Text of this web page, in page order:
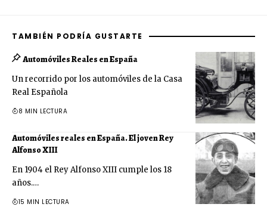
TAMBIÉN PODRÍA GUSTARTE
Automóviles Reales en España
Un recorrido por los automóviles de la Casa
Real Española
8 MIN LECTURA
Automóviles reales en España. El joven Rey
Alfonso XIII
En 1904 el Rey Alfonso XIII cumple los 18
años.…
15 MIN LECTURA